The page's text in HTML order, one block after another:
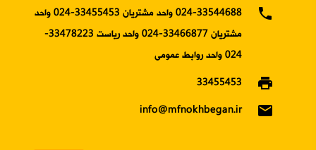
phone
024-33544688 واحد مشتریان 33455453-024 واحد
مشتریان 33466877-024 واحد ریاست 33478223-
024 واحد روابط عمومی
print
33455453
email
info@mfnokhbegan.ir